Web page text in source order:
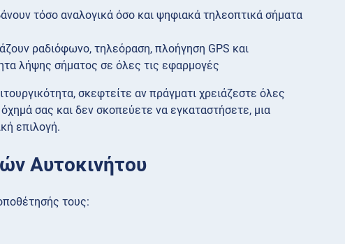
τόσο αναλογικά όσο και ψηφιακά τηλεοπτικά σήματα
ραδιόφωνο, τηλεόραση, πλοήγηση GPS και
λήψης σήματος σε όλες τις εφαρμογές
σκεφτείτε αν πράγματι χρειάζεστε όλες
σας και δεν σκοπεύετε να εγκαταστήσετε, μια
επιλογή.
Αυτοκινήτου
τους: